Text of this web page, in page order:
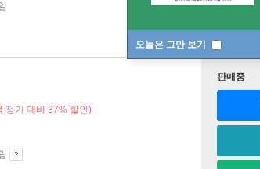
오늘은 그만 보기
정가 대비 37% 할인)
판매중